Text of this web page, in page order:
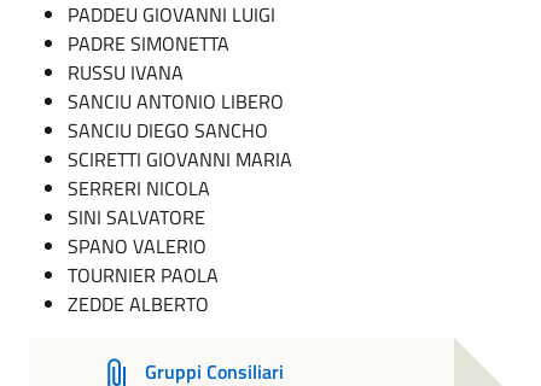
PADDEU GIOVANNI LUIGI
PADRE SIMONETTA
RUSSU IVANA
SANCIU ANTONIO LIBERO
SANCIU DIEGO SANCHO
SCIRETTI GIOVANNI MARIA
SERRERI NICOLA
SINI SALVATORE
SPANO VALERIO
TOURNIER PAOLA
ZEDDE ALBERTO
Gruppi Consiliari